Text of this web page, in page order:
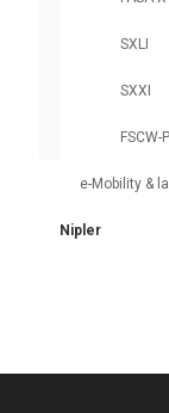
SXLI
SXXI
e-Mobility &
Nipler